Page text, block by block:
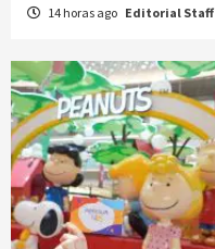
14 horas ago Editorial Staff